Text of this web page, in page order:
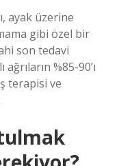
ayak üzerine
gibi özel bir
son tedavi
%85-90’ı
terapisi ve